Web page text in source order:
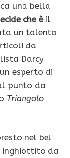
una bella
che è il
un talento
da
Darcy
esperto di
punto da
Triangolo
nel bel
inghiottito da